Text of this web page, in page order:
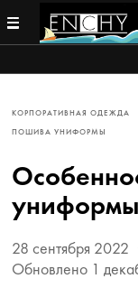
КОРПОРАТИВНАЯ ОДЕЖДА
ПОШИВА УНИФОРМЫ
униформы
28 сентября 2022
Обновлено 1